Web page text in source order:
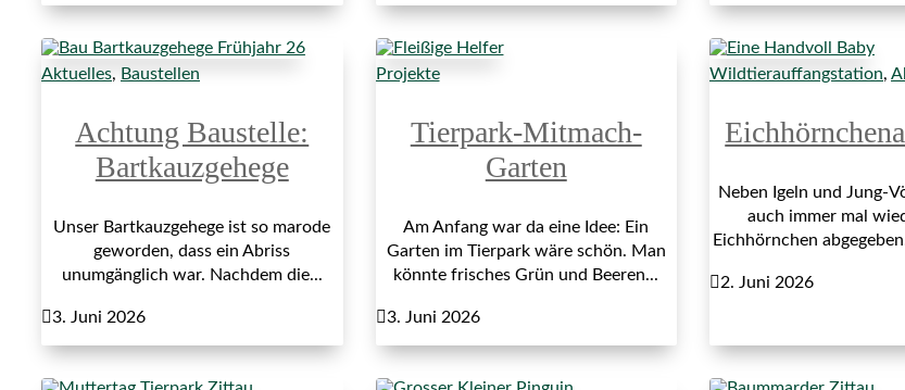
Aktuelles, Baustellen
Achtung Baustelle:
Bartkauzgehege
Unser Bartkauzgehege ist so marode
geworden, dass ein Abriss
unumgänglich war. Nachdem die...
3. Juni 2026
Projekte
Tierpark-Mitmach-
Garten
Am Anfang war da eine Idee: Ein
Garten im Tierpark wäre schön. Man
könnte frisches Grün und Beeren...
3. Juni 2026
Wildtierauffangstation,
Neben Igeln und Jung-
auch immer mal
Eichhörnchen
2. Juni 2026